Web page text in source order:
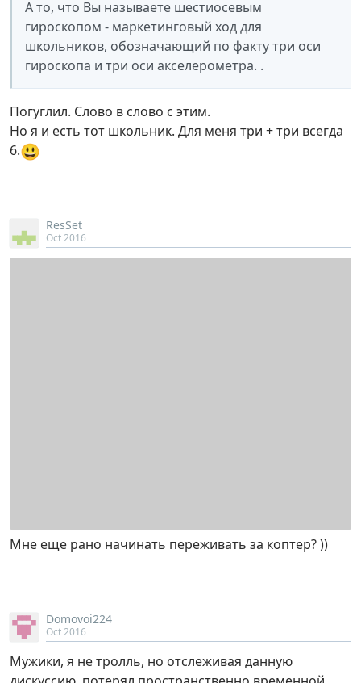
А то, что Вы называете шестиосевым
гироскопом - маркетинговый ход для
школьников, обозначающий по факту три оси
гироскопа и три оси акселерометра. .
Погуглил. Слово в слово с этим.
Но я и есть тот школьник. Для меня три + три всегда
6.😃
ResSet
Oct 2016
Мне еще рано начинать переживать за коптер? ))
Domovoi224
Oct 2016
Мужики, я не тролль, но отслеживая данную